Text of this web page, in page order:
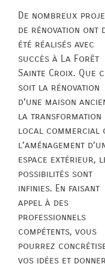
De nombreux
de rénovation ont
été réalisés avec
succès à La Forêt
Sainte Croix. Que
soit la rénovation
d’une maison
la transformation
local commercial
l’aménagement
espace extérieur,
possibilités sont
infinies. En faisant
appel à des
professionnels
compétents, vous
pourrez
vos idées et